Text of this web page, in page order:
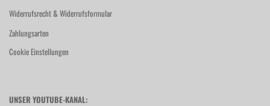
Widerrufsrecht & Widerrufsformular
Zahlungsarten
Cookie Einstellungen
UNSER YOUTUBE-KANAL: